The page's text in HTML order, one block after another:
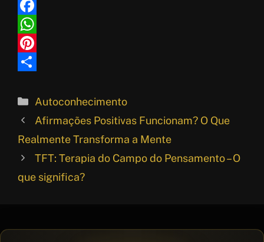
F
a
c
b
o
o
k
W
h
t
s
A
p
p
P
n
t
e
r
e
h
a
r
e
Categorias
Autoconhecimento
Afirmações Positivas Funcionam? O Que
Realmente Transforma a Mente
TFT: Terapia do Campo do Pensamento – O
que significa?